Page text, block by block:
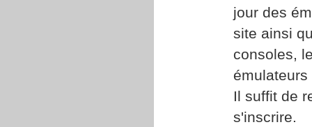
jour des
site ainsi
consoles,
Il suffit de
s'inscrire.